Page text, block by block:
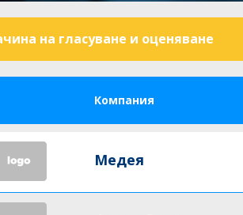
на гласуване и оценяване
Компания
Медея